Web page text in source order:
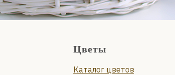
Цветы
Каталог цветов